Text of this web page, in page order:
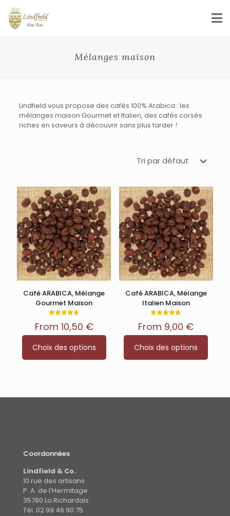
Mélanges maison
Lindfield vous propose des cafés 100% Arabica : les
mélanges maison Gourmet et Italien, des cafés corsés
riches en saveurs à découvrir sans plus tarder !
Café ARABICA, Mélange
Gourmet Maison
4.67
sur 5
From 10,50 €
Choix des options
produit
a
options
page
produit
Café ARABICA, Mélange
Italien Maison
4.70
sur 5
From 9,00 €
Choix des options
produit
a
options
Coordonnées
Lindfield & Co.
10 rue des artisans
P. A. de l’Hermitage
35780 La Richardais
Tél. 02 99 46 90 75